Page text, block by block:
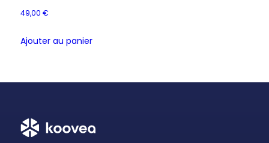
49,00 €
Ajouter au panier